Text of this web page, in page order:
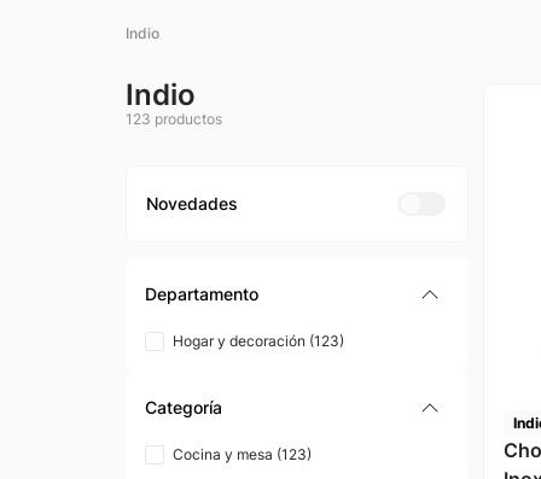
Indio
Indio
123 productos
Departamento
Hogar y decoración (123)
Categoría
Cocina y mesa (123)
Novedades